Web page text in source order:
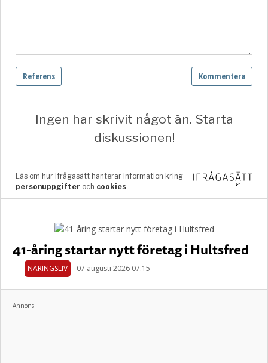
41-åring startar nytt företag i Hultsfred
NÄRINGSLIV 07 augusti 2026 07.15
Annons: